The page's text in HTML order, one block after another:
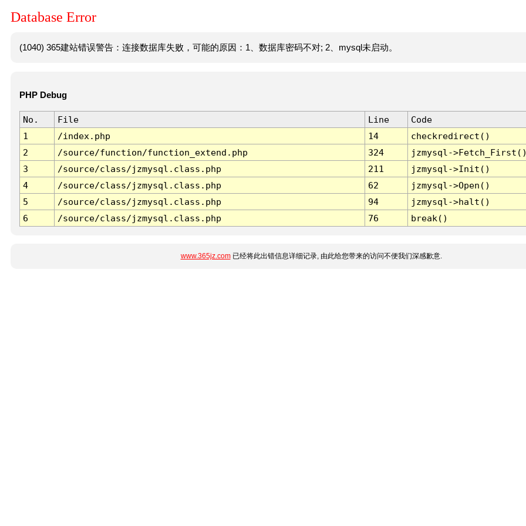
Database Error
(1040) 365建站错误警告：连接数据库失败，可能的原因：1、数据库密码不对; 2、mysql未启动。
PHP Debug
No. File Line
Code
1
/index.php 14
checkredirect()
2
/source/function/function_extend.php 324
jzmysql-
3
/source/class/jzmysql.class.php 211
jzmysql->Init()
4
/source/class/jzmysql.class.php 62
jzmysql->Open()
5
/source/class/jzmysql.class.php 94
jzmysql->halt()
6
/source/class/jzmysql.class.php 76 break()
www.365jz.com已经将此出错信息详细记录, 由此给您带来的访问不便我们深感歉意.